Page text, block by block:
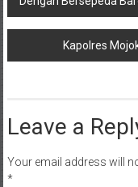
navigation
Kapolres
Leave a
Your email address will
*